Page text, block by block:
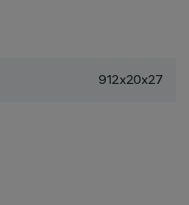
912x20x27